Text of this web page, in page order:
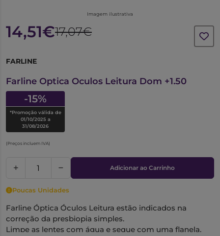
Imagem ilustrativa
14,51€17,07€
FARLINE
Farline Optica Oculos Leitura Dom +1.50
-15%
*Promoção válida de
01/10/2025 a
31/08/2026
(Preços incluem IVA)
Adicionar ao Carrinho
Poucas Unidades
Farline Óptica Óculos Leitura estão indicados na
correção da presbiopia simples.
Limpe as lentes com água e seque com uma flanela.